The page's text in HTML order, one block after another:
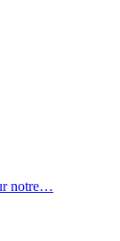
notre…